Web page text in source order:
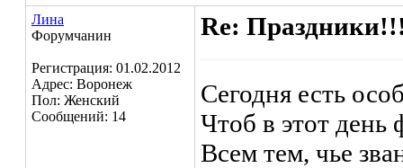
Лина
Форумчанин
Регистрация: 01.02.2012
Адрес: Воронеж
Пол: Женский
Сообщений: 14
Re:
Сегодня есть
Чтоб в этот день
Всем тем, чье